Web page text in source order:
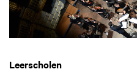
Leerscholen